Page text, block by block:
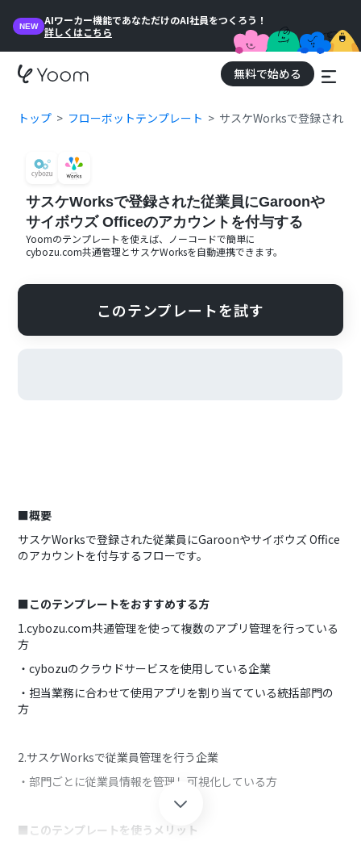
NEW
AIワーカー機能であなただけのAI社員をつくろう！
詳しくはこちら
無料で始める
トップ フローボットテンプレート サスケWorksで登録された
サスケWorksで登録された従業員にGaroonや
サイボウズ Officeのアカウントを付与する
Yoomのテンプレートを使えば、ノーコードで簡単に
cybozu.com共通管理とサスケWorksを自動連携できます。
このテンプレートを試す
■概要
サスケWorksで登録された従業員にGaroonやサイボウズ Office
のアカウントを付与するフローです。
■このテンプレートをおすすめする方
1.cybozu.com共通管理を使って複数のアプリ管理を行っている
方
・cybozuのクラウドサービスを使用している企業
・担当業務に合わせて使用アプリを割り当てている統括部門の
方
2.サスケWorksで従業員管理を行う企業
・部門ごとに従業員情報を管理し可視化している方
■このテンプレートを使うメリット